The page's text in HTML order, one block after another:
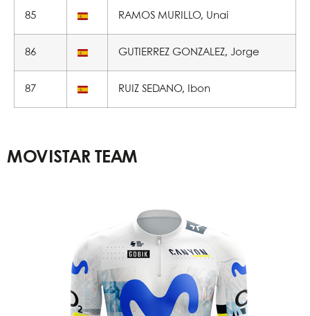
85 RAMOS MURILLO, Unai
86 GUTIERREZ GONZALEZ, Jorge
87 RUIZ SEDANO, Ibon
MOVISTAR TEAM